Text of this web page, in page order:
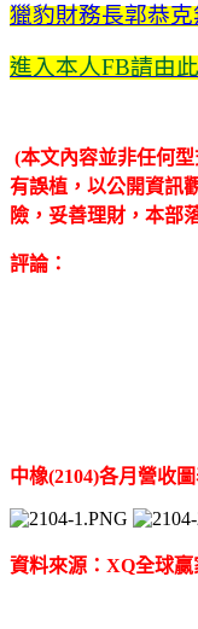
獵豹財務長郭恭
進入本人FB請由此
(本文內容並非任何
有誤植，以公開資訊
險，妥善理財，本部
評論：
中橡(2104)各月營收圖
資料來源：XQ全球贏